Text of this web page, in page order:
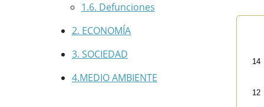
1.6. Defunciones
2. ECONOMÍA
3. SOCIEDAD
4.MEDIO AMBIENTE
12
14